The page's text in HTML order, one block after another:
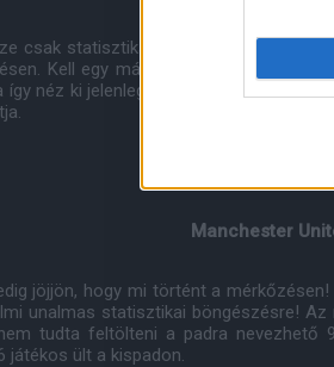
csak statisztika. Tényleg azért
Kell egy másik aspektus is. Egy
így néz ki jelenleg. A cikk pedig még a
Manchester
jöjjön, hogy mi történt a
unalmas statisztikai böngészésre!
tudta feltölteni a padra
játékos ült a kispadon.